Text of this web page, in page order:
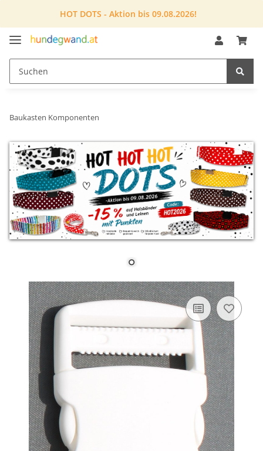
HOT DOTS - Aktion bis 09.08.2026!
Baukasten Komponenten